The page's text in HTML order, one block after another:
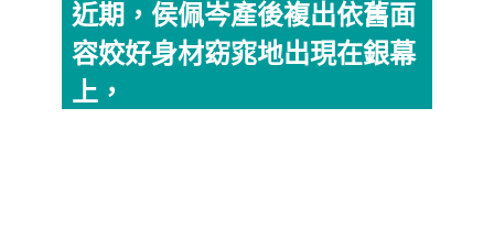
近期，侯佩岑產後複出依舊面
容姣好身材窈窕地出現在銀幕
上，